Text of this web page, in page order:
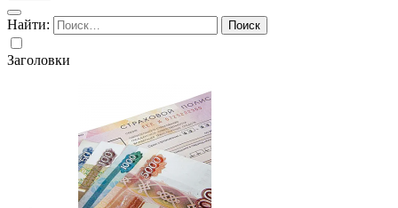
Найти:
Заголовки